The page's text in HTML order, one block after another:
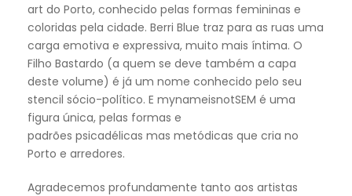
art do Porto, conhecido pelas formas femininas e
coloridas pela cidade. Berri Blue traz para as ruas uma
carga emotiva e expressiva, muito mais íntima. O
Filho Bastardo (a quem se deve também a capa
deste volume) é já um nome conhecido pelo seu
stencil sócio-político. E mynameisnotSEM é uma
figura única, pelas formas e
padrões psicadélicas mas metódicas que cria no
Porto e arredores.
Agradecemos profundamente tanto aos artistas